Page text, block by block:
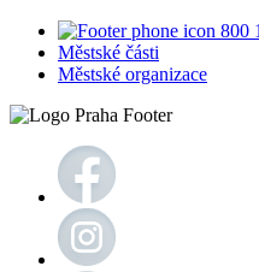
800
Městské části
Městské organizace